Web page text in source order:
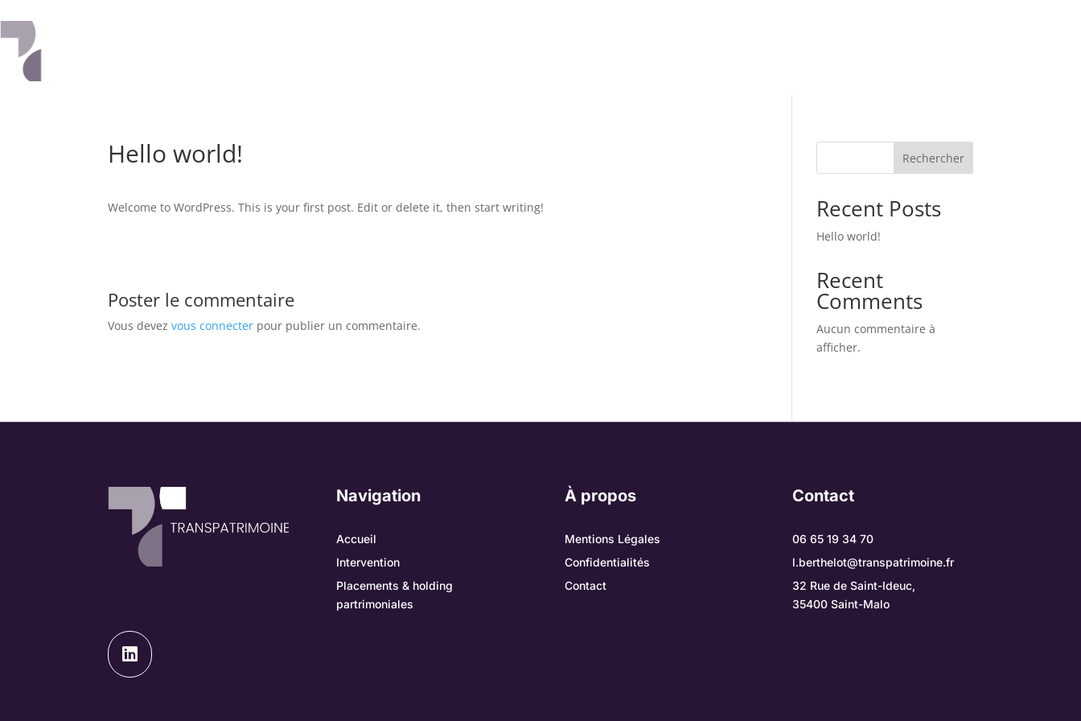
Hello world!
Welcome to WordPress. This is your first post. Edit or delete it, then start writing!
Poster le commentaire
Vous devezvous connecter pour publier un commentaire.
Rechercher
Recent Posts
Hello world!
Recent
Comments
Aucun commentaire à
afficher.

Navigation
Accueil
Intervention
Placements & holding
partrimoniales
À propos
Mentions Légales
Confidentialités
Contact
Contact
06 65 19 34 70
l.berthelot@transpatrimoine.fr
32 Rue de Saint-Ideuc,
35400 Saint-Malo